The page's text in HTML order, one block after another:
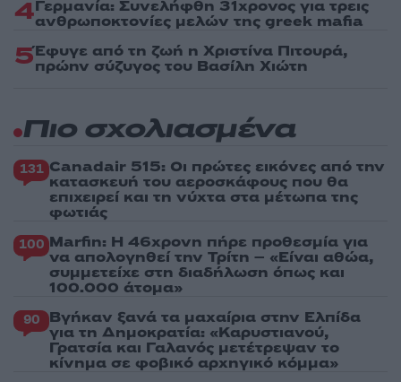
4Γερμανία: Συνελήφθη 31χρονος για τρεις
ανθρωποκτονίες μελών της greek mafia
5Έφυγε από τη ζωή η Χριστίνα Πιτουρά,
πρώην σύζυγος του Βασίλη Χιώτη
Πιο σχολιασμένα
131 Canadair 515: Οι πρώτες εικόνες από την
κατασκευή του αεροσκάφους που θα
επιχειρεί και τη νύχτα στα μέτωπα της
φωτιάς
100 Marfin: Η 46χρονη πήρε προθεσμία για
να απολογηθεί την Τρίτη – «Είναι αθώα,
συμμετείχε στη διαδήλωση όπως και
100.000 άτομα»
90 Βγήκαν ξανά τα μαχαίρια στην Ελπίδα
για τη Δημοκρατία: «Καρυστιανού,
Γρατσία και Γαλανός μετέτρεψαν το
κίνημα σε φοβικό αρχηγικό κόμμα»